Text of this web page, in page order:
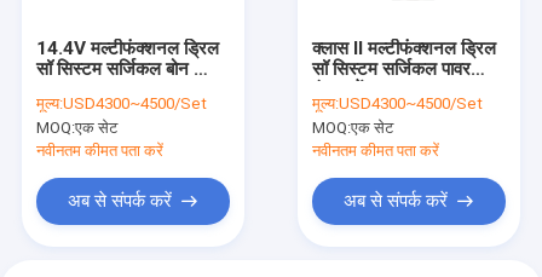
14.4V मल्टीफंक्शनल ड्रिल
सॉ सिस्टम सर्जिकल बोन ड्रिल
मूल्य:USD4300~4500/Set
MOQ:एक सेट
नवीनतम कीमत पता करें
अब से संपर्क करें
क्लास II मल्टीफंक्शनल ड्रिल
सॉ सिस्टम सर्जिकल पावर
मूल्य:USD4300~4500/Set
MOQ:एक सेट
नवीनतम कीमत पता करें
अब से संपर्क करें